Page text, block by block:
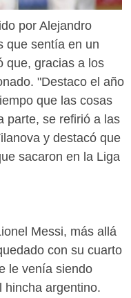
por Alejandro
que sentía en un
que, gracias a los
"Destaco el año
que las cosas
parte, se refirió a las
y destacó que
sacaron en la Liga
Messi, más allá
con su cuarto
le venía siendo
hincha argentino.